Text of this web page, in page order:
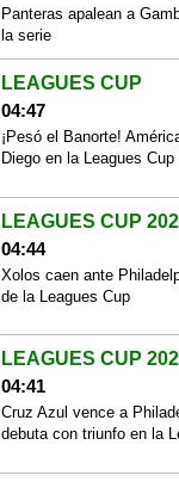
Panteras apalean a
la serie
LEAGUES CUP
04:47
¡Pesó el Banorte!
Diego en la Leagues Cup
LEAGUES CUP
04:44
Xolos caen ante
de la Leagues Cup
LEAGUES CUP
04:41
Cruz Azul vence a
debuta con triunfo en la